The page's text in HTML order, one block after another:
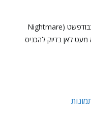
האמת היא שקצת קשה להגדיר את סיוט בבודפשט (Nightmare